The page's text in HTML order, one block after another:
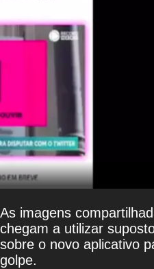
As imagens
chegam a utilizar
sobre o novo aplicativo
golpe.